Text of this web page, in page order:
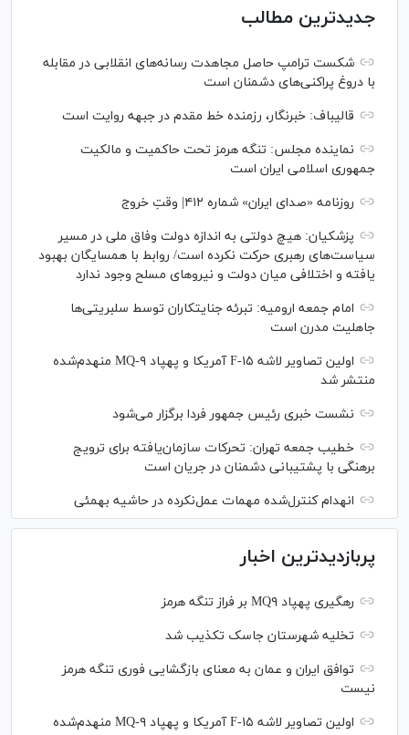
جدیدترین مطالب
شکست ترامپ حاصل مجاهدت رسانه‌های انقلابی در مقابله
با دروغ پراکنی‌های دشمنان است
قالیباف: خبرنگار، رزمنده خط مقدم در جبهه روایت است
نماینده مجلس: تنگه هرمز تحت حاکمیت و مالکیت
جمهوری اسلامی ایران است
روزنامه «صدای ایران» شماره ۴۱۲| وقتِ خروج
پزشکیان: هیچ دولتی به اندازه دولت وفاق ملی در مسیر
سیاست‌های رهبری حرکت نکرده است/ روابط با همسایگان بهبود
یافته و اختلافی میان دولت و نیروهای مسلح وجود ندارد
امام جمعه ارومیه: تبرئه جنایتکاران توسط سلبریتی‌ها
جاهلیت مدرن است
اولین تصاویر لاشه F-۱۵ آمریکا و پهپاد MQ-۹ منهدم‌شده
منتشر شد
نشست خبری رئیس‌ جمهور فردا برگزار می‌شود
خطیب جمعه تهران: تحرکات سازمان‌یافته برای ترویج
برهنگی با پشتیبانی دشمنان در جریان است
انهدام کنترل‌شده مهمات عمل‌نکرده در حاشیه بهمئی
پربازدیدترین اخبار
رهگیری پهپاد MQ۹ بر فراز تنگه هرمز
تخلیه شهرستان جاسک تکذیب شد
توافق ایران و عمان به معنای بازگشایی فوری تنگه هرمز
نیست
اولین تصاویر لاشه F-۱۵ آمریکا و پهپاد MQ-۹ منهدم‌شده